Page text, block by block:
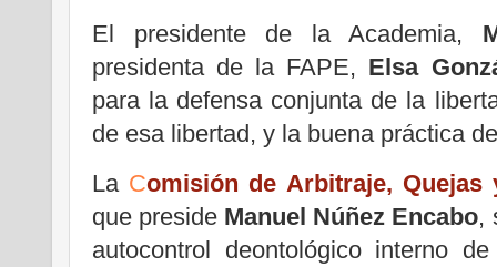
El presidente de la Academia,
presidenta de la FAPE, Elsa
para la defensa conjunta de la
de esa libertad, y la buena práctica
La Comisión de Arbitraje,
que preside Manuel Núñez Encabo,
autocontrol deontológico interno